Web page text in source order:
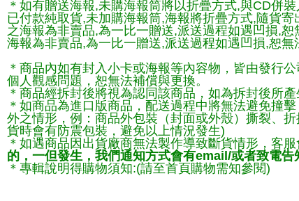
＊如有贈送海報,未購海報筒將以折疊方式,與CD併
已付款純取貨,未加購海報筒,海報將折疊方式,隨貨
之海報為非賣品,為一比一贈送,派送過程如遇凹損,
海報為非賣品,為一比一贈送,派送過程如遇凹損,恕無
＊商品內如有封入小卡或海報等內容物，皆由發行
個人觀感問題，恕無法補償與更換。
＊商品經拆封後將視為認同該商品，如為拆封後所
＊如商品為進口版商品，配送過程中將無法避免撞
外之情形，例：商品外包裝（封面或外殼）撕裂、
貨時會有防震包裝，避免以上情況發生)
＊如遇商品因出貨廠商無法製作導致斷貨情形，客
的，一但發生，我們通知方式會有email/或者致電
＊專輯說明得購物須知:(請至首頁購物需知參閱)